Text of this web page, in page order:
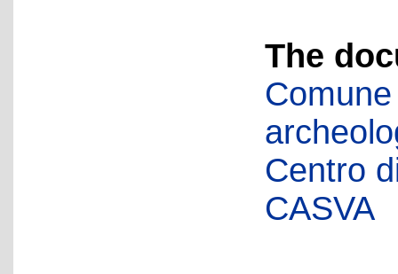
The
Centro
CASVA